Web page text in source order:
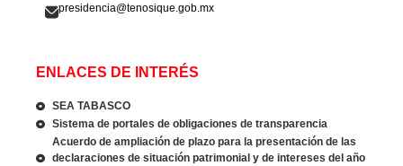
presidencia@tenosique.gob.mx
ENLACES DE INTERÉS
SEA TABASCO
Sistema de portales de obligaciones de transparencia
Acuerdo de ampliación de plazo para la presentación de las
declaraciones de situación patrimonial y de intereses del año